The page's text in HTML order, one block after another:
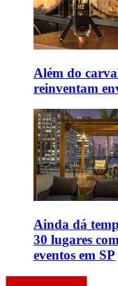
Além do
reinventam
Ainda dá
30 lugares
eventos em SP